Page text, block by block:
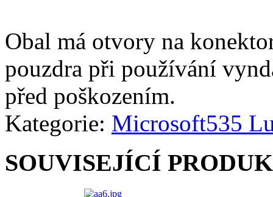
Obal má otvory na
pouzdra při používání
před poškozením.
Kategorie: Microsoft535
SOUVISEJÍCÍ